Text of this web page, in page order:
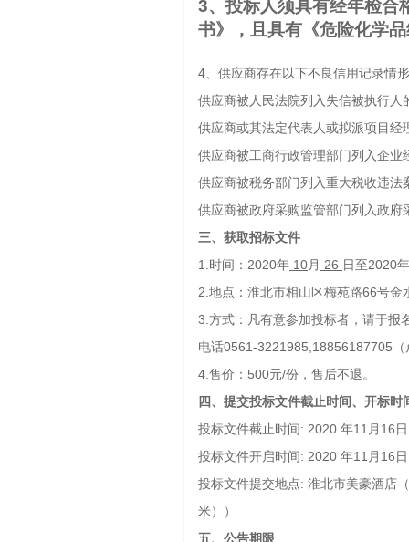
3、投标人须具有经年检合
书》，且具有《危险化学
4、供应商存在以下不良信用记录情
供应商被人民法院列入失信被执行人
供应商或其法定代表人或拟派项目
供应商被工商行政管理部门列入企业
供应商被税务部门列入重大税收违法
供应商被政府采购监管部门列入政
三、获取招标文件
1.时间：2020年 10月 26 日至2020年
2.地点：淮北市相山区梅苑路66号
3.方式：凡有意参加投标者，请于报
电话0561-3221985,18856187705
4.售价：500元/份，售后不退。
四、提交投标文件截止时间、开标时
投标文件截止时间: 2020 年11月
投标文件开启时间: 2020 年11
投标文件提交地点: 淮北市美豪酒店
米））
五、公告期限